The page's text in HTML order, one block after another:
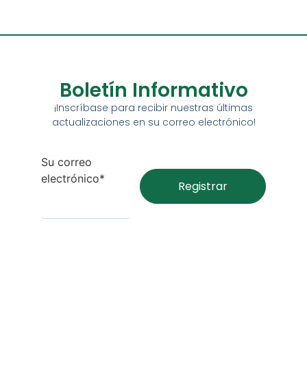
Boletín Informativo
¡Inscríbase para recibir nuestras últimas
actualizaciones en su correo electrónico!
Su correo
electrónico*